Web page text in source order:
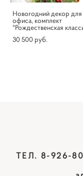
Новогодний декор
офиса, комплект
"Рождественская
30 500 pуб.
ТЕЛ. 8-926-